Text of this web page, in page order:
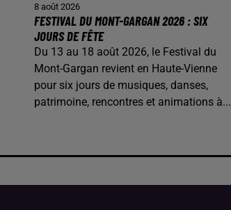
8 août 2026
FESTIVAL DU MONT-GARGAN 2026 : SIX
JOURS DE FÊTE
Du 13 au 18 août 2026, le Festival du
Mont-Gargan revient en Haute-Vienne
pour six jours de musiques, danses,
patrimoine, rencontres et animations à...